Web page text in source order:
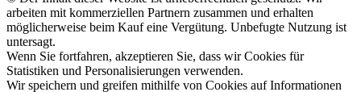
arbeiten mit kommerziellen Partnern zusammen und erhalten
möglicherweise beim Kauf eine Vergütung. Unbefugte Nutzung ist
untersagt.
Wenn Sie fortfahren, akzeptieren Sie, dass wir Cookies für
Statistiken und Personalisierungen verwenden.
Wir speichern und greifen mithilfe von Cookies auf Informationen